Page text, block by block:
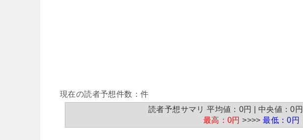
現在の読者予想件数：件
読者予想サマリ 平均値：0円 | 中央値：0円
最高：0円 >>>>最低：0円